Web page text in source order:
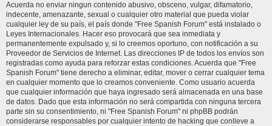
Acuerda no enviar ningun contenido abusivo, obsceno, vulgar, difamatorio,
indecente, amenazante, sexual o cualquier otro material que pueda violar
cualquier ley de su país, el país donde "Free Spanish Forum" está instalado o
Leyes Internacionales. Hacer eso provocará que sea inmediata y
permanentemente expulsado y, si lo creemos oportuno, con notificación a su
Proveedor de Servicios de Internet. Las direcciones IP de todos los envíos son
registradas como ayuda para reforzar estas condiciones. Acuerda que "Free
Spanish Forum" tiene derecho a eliminar, editar, mover o cerrar cualquier tema
en cualquier momento que lo creamos conveniente. Como usuario acuerda
que cualquier información que haya ingresado será almacenada en una base
de datos. Dado que esta información no será compartida con ninguna tercera
parte sin su consentimiento, ni "Free Spanish Forum" ni phpBB podrán
considerarse responsables por cualquier intento de hacking que conlleve a